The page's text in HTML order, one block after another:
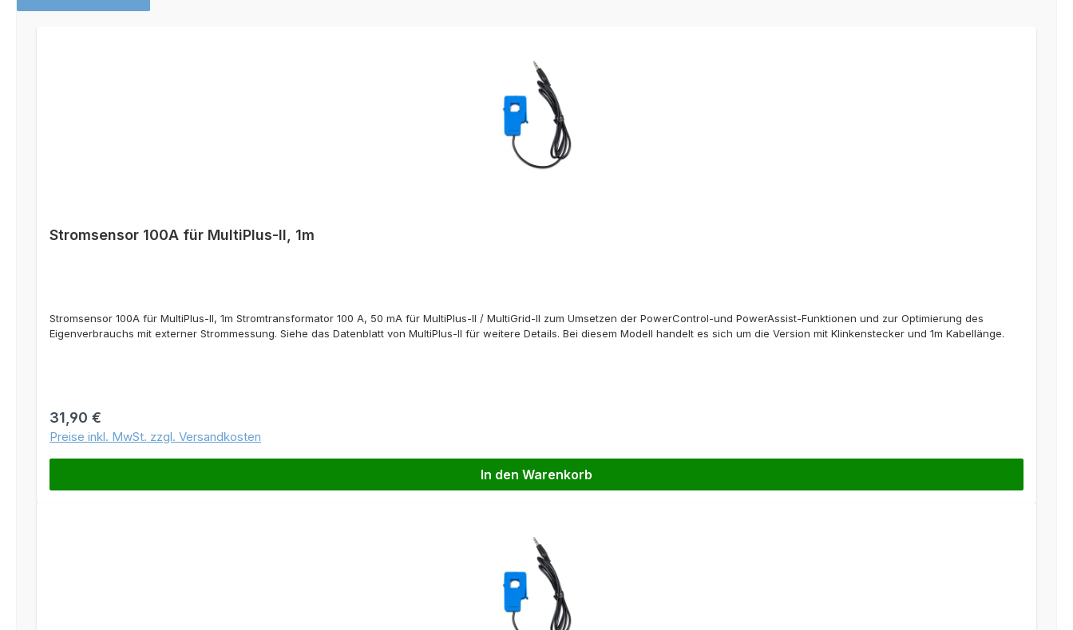
Stromsensor 100A für MultiPlus-II, 1m
Stromsensor 100A für MultiPlus-II, 1m Stromtransformator 100 A, 50 mA für MultiPlus-II / MultiGrid-II zum Umsetzen der PowerControl-und PowerAssist-Funktionen und zur Optimierung des
Eigenverbrauchs mit externer Strommessung. Siehe das Datenblatt von MultiPlus-II für weitere Details. Bei diesem Modell handelt es sich um die Version mit Klinkenstecker und 1m Kabellänge.
Regulärer Preis:
31,90 €
Preise inkl. MwSt. zzgl. Versandkosten
In den Warenkorb